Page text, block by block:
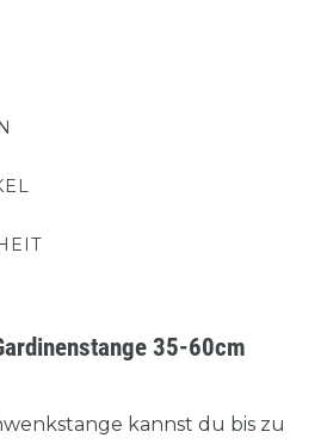
35-60cm
kannst du bis zu